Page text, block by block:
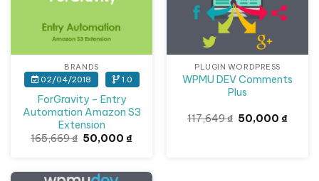
BRANDS
02/04/2018 1.0
ForGravity – Entry
Automation Amazon S3
Extension
165,669₫ Giá
gốc
50,000₫Giá
50,000 ₫.
PLUGIN WORDPRESS
WPMU DEV Comments
Plus
117,649₫ Giá
gốc
50,000₫Giá